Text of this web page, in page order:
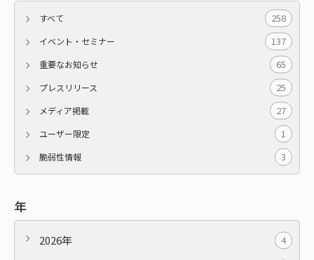
すべて 258
イベント・セミナー 137
重要なお知らせ 65
プレスリリース 25
メディア掲載 27
ユーザー限定 1
脆弱性情報 3
年
2026年 4